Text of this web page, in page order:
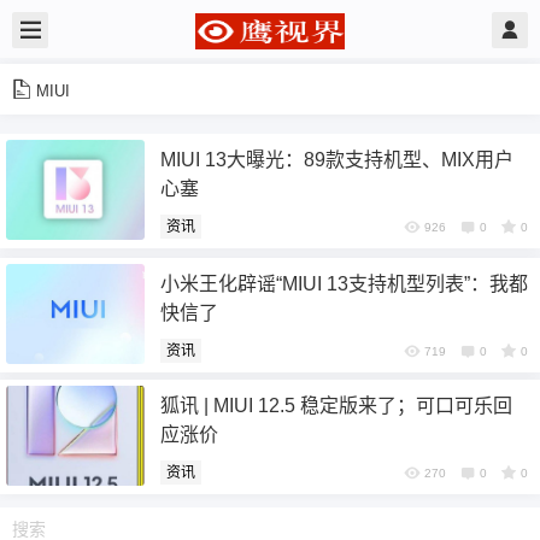
MIUI
MIUI 13大曝光：89款支持机型、MIX用户
心塞
资讯 926 0 0
小米王化辟谣“MIUI 13支持机型列表”：我都
快信了
资讯 719 0 0
狐讯 | MIUI 12.5 稳定版来了；可口可乐回
应涨价
资讯 270 0 0